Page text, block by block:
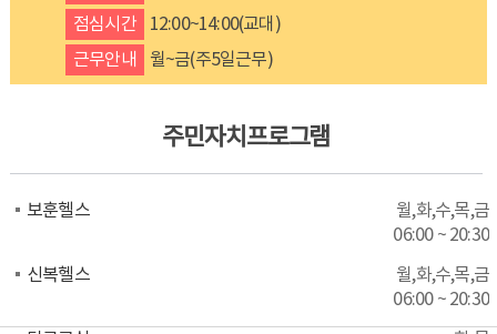
점심시간
12:00~14:00(교대)
근무안내
월~금(주5일근무)
주민자치프로그램
보훈헬스
월,화,수,목,금
06:00 ~ 20:30
신복헬스
월,화,수,목,금
06:00 ~ 20:30